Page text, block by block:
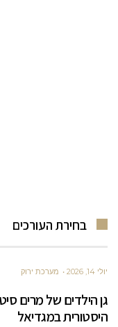
בחירת העורכים
יולי 14, 2026 מערכת ירוק
גן הילדים של מרים
היסטורית במגדיאל